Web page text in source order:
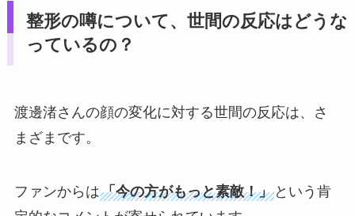
整形の噂について、世間の反応はどうな
っているの？
渡邊渚さんの顔の変化に対する世間の反応は、さ
まざまです。
ファンからは「今の方がもっと素敵！」という肯